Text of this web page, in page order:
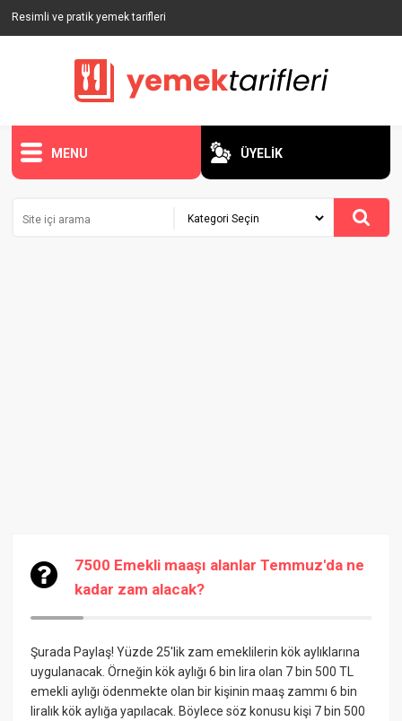
Resimli ve pratik yemek tarifleri
MENU ÜYELİK
7500 Emekli maaşı alanlar Temmuz'da ne
kadar zam alacak?
Şurada Paylaş! Yüzde 25'lik zam emeklilerin kök aylıklarına
uygulanacak. Örneğin kök aylığı 6 bin lira olan 7 bin 500 TL
emekli aylığı ödenmekte olan bir kişinin maaş zammı 6 bin
liralık kök aylığa yapılacak. Böylece söz konusu kişi 7 bin 500